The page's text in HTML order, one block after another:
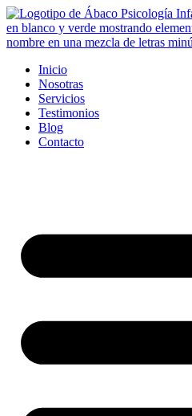
Ir
al
contenido
Inicio
Nosotras
Servicios
Testimonios
Blog
Contacto